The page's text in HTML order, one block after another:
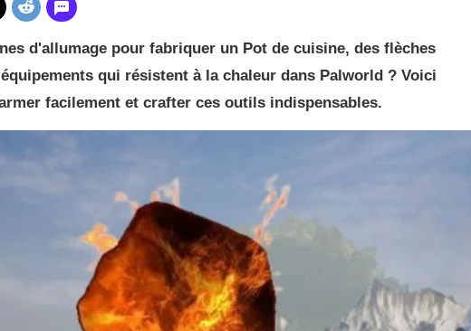
d'allumage pour fabriquer un Pot de cuisine, des flèches
qui résistent à la chaleur dans Palworld ? Voici
facilement et crafter ces outils indispensables.